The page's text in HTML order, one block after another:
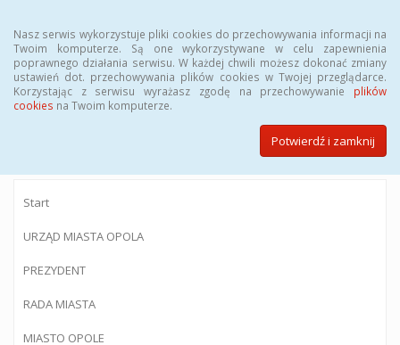
Nasz serwis wykorzystuje pliki cookies do przechowywania informacji na
Twoim komputerze. Są one wykorzystywane w celu zapewnienia
poprawnego działania serwisu. W każdej chwili możesz dokonać zmiany
ustawień dot. przechowywania plików cookies w Twojej przeglądarce.
Korzystając z serwisu wyrażasz zgodę na przechowywanie plików
cookies na Twoim komputerze.
Potwierdź i zamknij
BIULETYN INFORMACJI PUBLICZNEJ
Urzędu Miasta Opola
Start
URZĄD MIASTA OPOLA
PREZYDENT
RADA MIASTA
MIASTO OPOLE